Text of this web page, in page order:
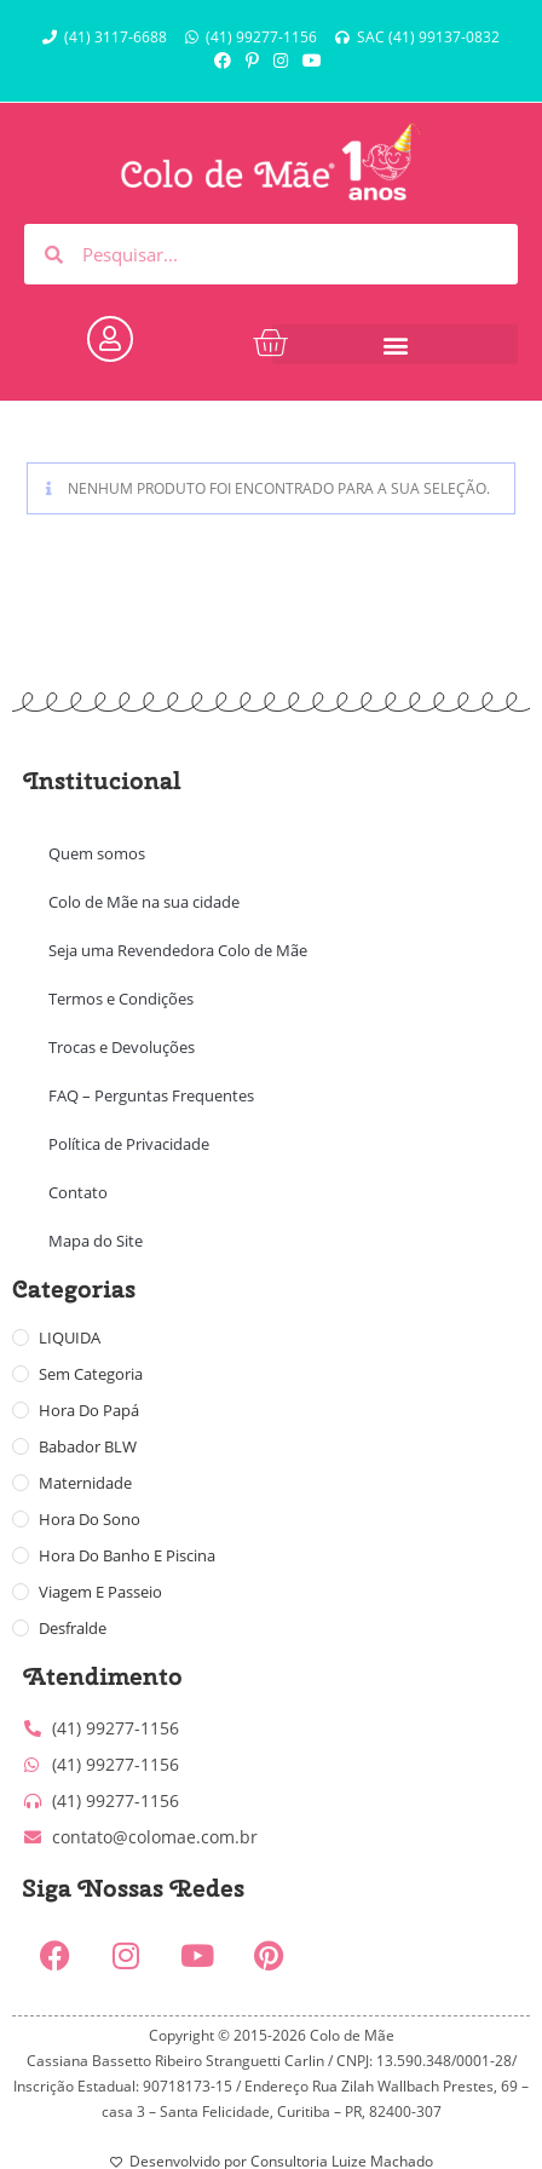
(41) 3117-6688 (41) 99277-1156 SAC (41) 99137-0832
NENHUM PRODUTO FOI ENCONTRADO PARA A SUA SELEÇÃO.
Institucional
Quem somos
Colo de Mãe na sua cidade
Seja uma Revendedora Colo de Mãe
Termos e Condições
Trocas e Devoluções
FAQ – Perguntas Frequentes
Política de Privacidade
Contato
Mapa do Site
Categorias
LIQUIDA
Sem Categoria
Hora Do Papá
Babador BLW
Maternidade
Hora Do Sono
Hora Do Banho E Piscina
Viagem E Passeio
Desfralde
Atendimento
(41) 99277-1156
(41) 99277-1156
(41) 99277-1156
contato@colomae.com.br
Siga Nossas Redes
Copyright © 2015-2026 Colo de Mãe
Cassiana Bassetto Ribeiro Stranguetti Carlin / CNPJ: 13.590.348/0001-28/
Inscrição Estadual: 90718173-15 / Endereço Rua Zilah Wallbach Prestes, 69 –
casa 3 – Santa Felicidade, Curitiba – PR, 82400-307
Desenvolvido por Consultoria Luize Machado